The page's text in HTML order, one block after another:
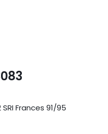
SRI Frances 91/95